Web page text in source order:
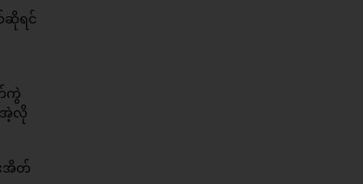
ဆိုရင်
ကွဲ
အဲ့လို
အိတ်